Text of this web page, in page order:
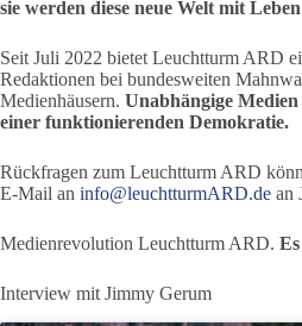
sie werden diese neue Welt mit
Seit Juli 2022 bietet Leuchtturm ARD
Redaktionen bei bundesweiten
Medienhäusern. Unabhängige
einer funktionierenden Demokratie.
Rückfragen zum Leuchtturm ARD
E-Mail an info@leuchtturmARD.de an
Medienrevolution Leuchtturm ARD.
Interview mit Jimmy Gerum